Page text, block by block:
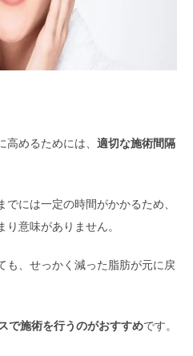
めるためには、 適切な施術間隔
には一定の時間がかかるため、
意味がありません。
も、せっかく減った脂肪が元に戻
で施術を行うのがおすすめです。